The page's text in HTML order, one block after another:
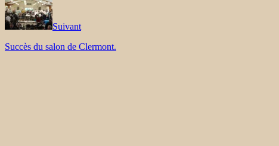
Suivant
Succès du salon de Clermont.